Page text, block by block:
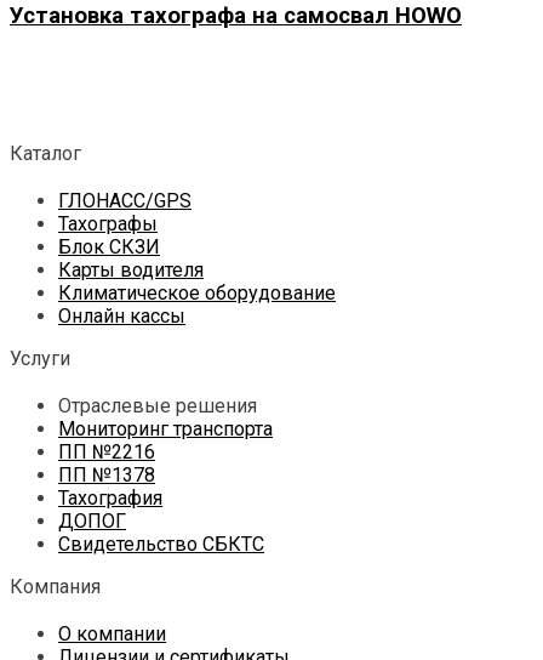
Установка тахографа на самосвал HOWO
Каталог
ГЛОНАСС/GPS
Тахографы
Блок СКЗИ
Карты водителя
Климатическое оборудование
Онлайн кассы
Услуги
Отраслевые решения
Мониторинг транспорта
ПП №2216
ПП №1378
Тахография
ДОПОГ
Свидетельство СБКТС
Компания
О компании